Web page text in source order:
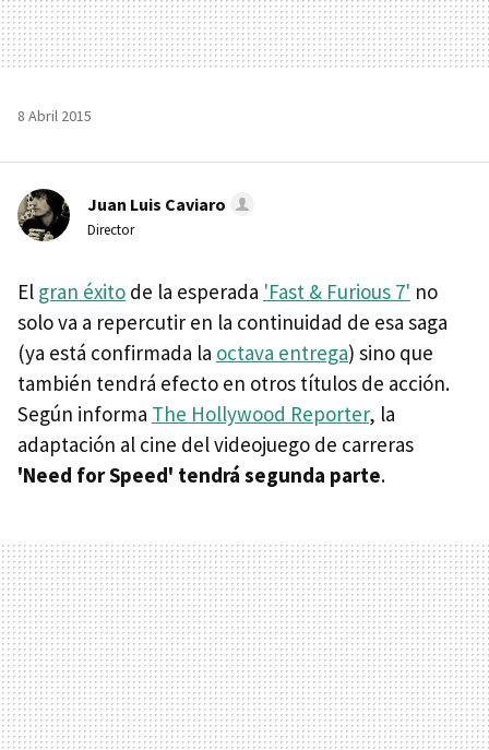
8 Abril 2015
Juan Luis Caviaro
Director
El gran éxito de la esperada 'Fast & Furious 7' no
solo va a repercutir en la continuidad de esa saga
(ya está confirmada la octava entrega) sino que
también tendrá efecto en otros títulos de acción.
Según informa The Hollywood Reporter, la
adaptación al cine del videojuego de carreras
'Need for Speed' tendrá segunda parte.